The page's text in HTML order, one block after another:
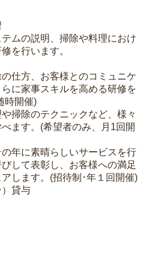
ムの説明、掃除や料理におけ
を行います。
仕方、お客様とのコミュニケ
に家事スキルを高める研修を
時開催)
掃除のテクニックなど、様々
ます。(希望者のみ、月1回開
年に素晴らしいサービスを行
して表彰し、お客様への満足
します。(招待制･年１回開催)
貸与